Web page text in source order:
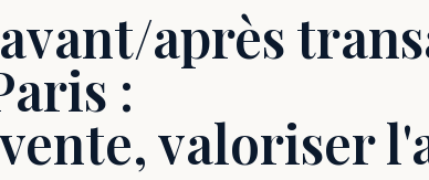
après
:
valoriser